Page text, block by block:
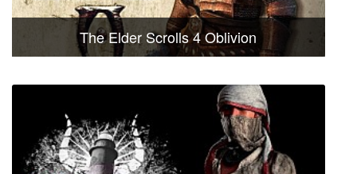
The Elder Scrolls 4 Oblivion